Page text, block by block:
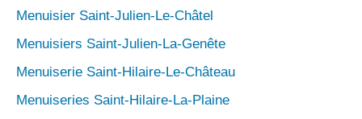
Menuisier Saint-Julien-Le-Châtel
Menuisiers Saint-Julien-La-Genête
Menuiserie Saint-Hilaire-Le-Château
Menuiseries Saint-Hilaire-La-Plaine